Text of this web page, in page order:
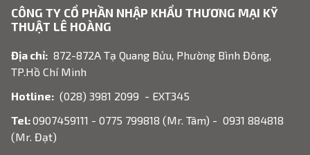
CÔNG TY CỔ PHẦN NHẬP KHẨU THƯƠNG MẠI KỸ
THUẬT LÊ HOÀNG
Địa chỉ: 872-872A Tạ Quang Bửu, Phường Bình Đông,
TP.Hồ Chí Minh
Hotline: (028) 3981 2099 - EXT345
Tel:0907459111 - 0775 799818 (Mr. Tâm) - 0931 884818
(Mr. Đạt)